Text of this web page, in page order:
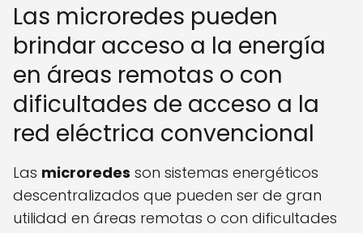
Las microredes pueden
brindar acceso a la energía
en áreas remotas o con
dificultades de acceso a la
red eléctrica convencional
Las microredes son sistemas energéticos
descentralizados que pueden ser de gran
utilidad en áreas remotas o con dificultades